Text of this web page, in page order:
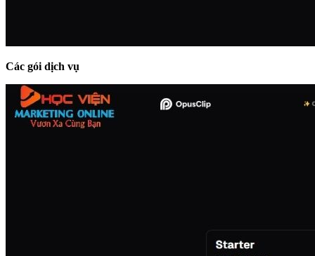
Các gói dịch vụ